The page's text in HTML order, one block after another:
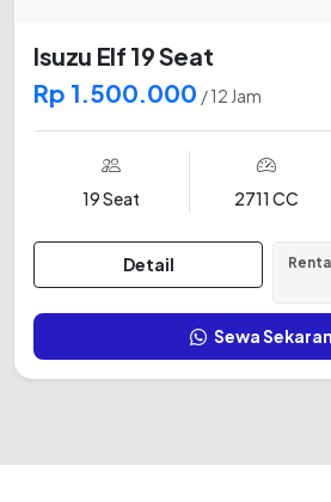
Isuzu Elf 19 Seat
Rp 1.500.000 / 12 Jam
19 Seat 2711 CC
Detail
Sewa